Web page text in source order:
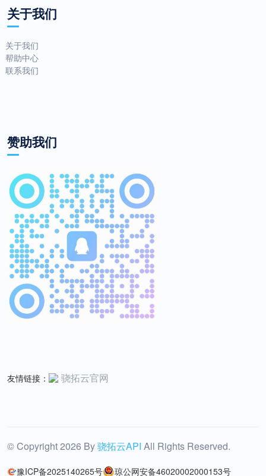
关于我们
关于我们
帮助中心
联系我们
赞助我们
友情链接： 骁拓云官网
© Copyright2026 By骁拓云API All Rights Reserved.
豫ICP备2025140265号 琼公网安备46020002000153号